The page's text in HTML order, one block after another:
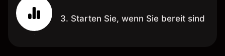
3. Starten Sie, wenn Sie bereit sind